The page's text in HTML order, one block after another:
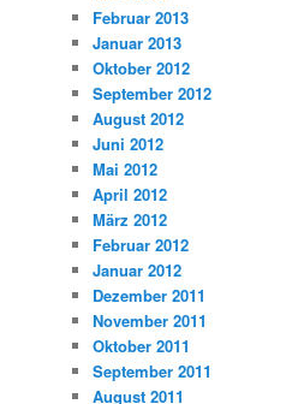
Februar 2013
Januar 2013
Oktober 2012
September 2012
August 2012
Juni 2012
Mai 2012
April 2012
März 2012
Februar 2012
Januar 2012
Dezember 2011
November 2011
Oktober 2011
September 2011
August 2011